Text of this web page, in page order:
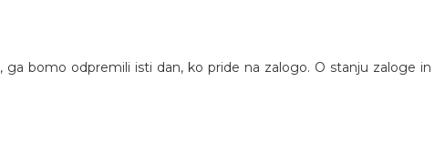
bomo odpremili isti dan, ko pride na zalogo. O stanju zaloge in